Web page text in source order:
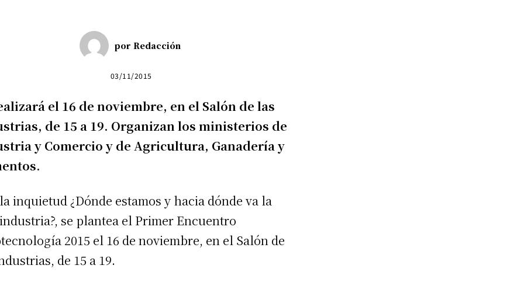
por Redacción
03/11/2015
el 16 de noviembre, en el Salón de las
de 15 a 19. Organizan los ministerios de
y Comercio y de Agricultura, Ganadería y
inquietud ¿Dónde estamos y hacia dónde va la
se plantea el Primer Encuentro
2015 el 16 de noviembre, en el Salón de
de 15 a 19.